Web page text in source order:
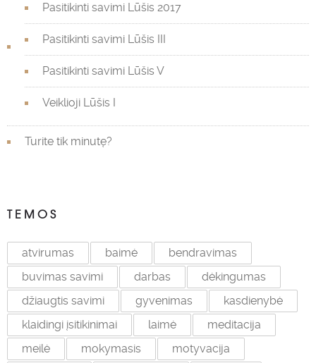
Pasitikinti savimi Lūšis 2017
Pasitikinti savimi Lūšis III
Pasitikinti savimi Lūšis V
Veiklioji Lūšis I
Turite tik minutę?
TEMOS
atvirumas baimė
bendravimas
buvimas savimi
darbas
dėkingumas
džiaugtis savimi
gyvenimas
kasdienybė
klaidingi įsitikinimai
laimė
meditacija
meilė
mokymasis
motyvacija